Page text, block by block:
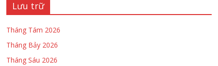
Lưu trữ
Tháng Tám 2026
Tháng Bảy 2026
Tháng Sáu 2026